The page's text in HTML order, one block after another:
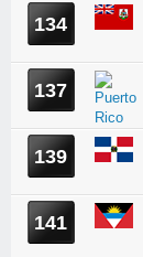
134
137
139
141